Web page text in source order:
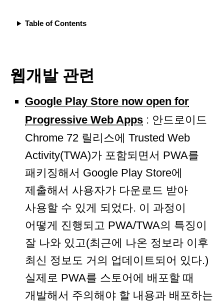
Table of Contents
웹개발 관련
Google Play Store now open for
Progressive Web Apps : 안드로이드
Chrome 72 릴리스에 Trusted Web
Activity(TWA)가 포함되면서 PWA를
패키징해서 Google Play Store에
제출해서 사용자가 다운로드 받아
사용할 수 있게 되었다. 이 과정이
어떻게 진행되고 PWA/TWA의 특징이
잘 나와 있고(최근에 나온 정보라 이후
최신 정보도 거의 업데이트되어 있다.)
실제로 PWA를 스토어에 배포할 때
개발해서 주의해야 할 내용과 배포하는